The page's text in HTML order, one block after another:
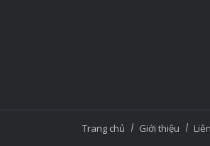
Trang chủ Giới thiệu